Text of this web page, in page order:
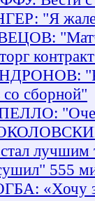
"Я
со сборной"
лучшим
555
«Хочу